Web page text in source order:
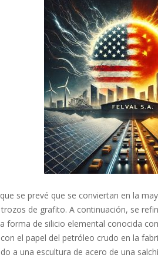
se prevé que se conviertan en la
de grafito. A continuación, se
forma de silicio elemental conocida
el papel del petróleo crudo en la
a una escultura de acero de una